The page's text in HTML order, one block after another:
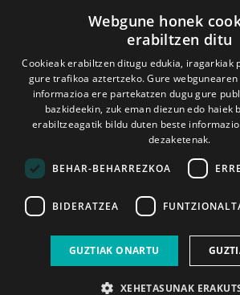
2026ko eka. 1a
Webgune honek
erabiltzen ditu
Cookieak erabiltzen ditugu edukia, iragarkiak
gure trafikoa aztertzeko. Gure
informazioa ere partekatzen dugu gure
bazkideekin, zuk eman diezun edo haiek
erabiltzeagatik bildu duten beste
dezaketenak.
BEHAR-BEHARREZKOA
BIDERATZEA
GUZTIAK ONARTU
XEHETASUNAK